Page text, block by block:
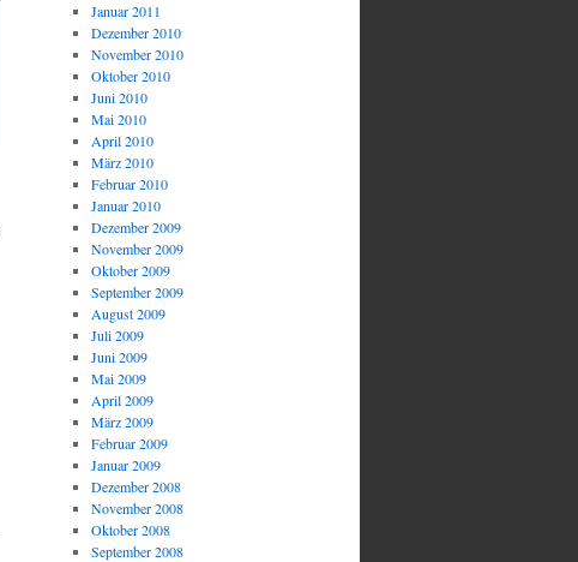
Januar 2011
Dezember 2010
November 2010
Oktober 2010
Juni 2010
Mai 2010
April 2010
März 2010
Februar 2010
Januar 2010
Dezember 2009
November 2009
Oktober 2009
September 2009
August 2009
Juli 2009
Juni 2009
Mai 2009
April 2009
März 2009
Februar 2009
Januar 2009
Dezember 2008
November 2008
Oktober 2008
September 2008